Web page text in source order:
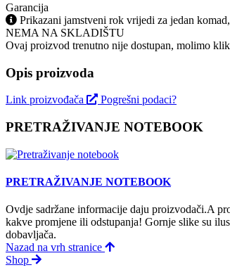
Garancija
Prikazani jamstveni rok vrijedi za jedan
NEMA NA SKLADIŠTU
Ovaj proizvod trenutno nije dostupan, molimo
Opis proizvoda
Link proizvođača Pogrešni podaci?
PRETRAŽIVANJE NOTEBOOK
PRETRAŽIVANJE NOTEBOOK
Ovdje sadržane informacije daju proizvodači.A
kakve promjene ili odstupanja! Gornje slike su
dobavljača.
Nazad na vrh stranice
Shop